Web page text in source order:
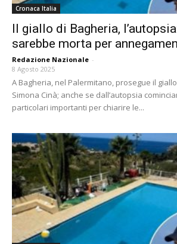
Cronaca Italia
Il giallo di Bagheria,
sarebbe morta per
Redazione Nazionale -
8 Agosto 2025
A Bagheria, nel Palermitano, prosegue il
Simona Cinà; anche se dall’autopsia
particolari importanti per chiarire le...